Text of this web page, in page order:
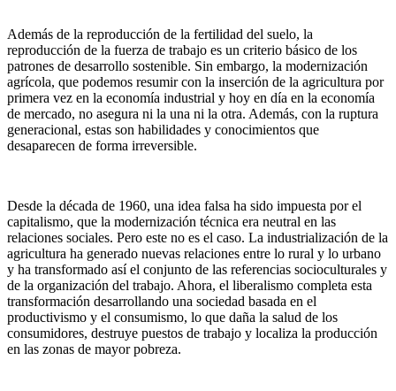
Además de la reproducción de la fertilidad del suelo, la
reproducción de la fuerza de trabajo es un criterio básico de los
patrones de desarrollo sostenible. Sin embargo, la modernización
agrícola, que podemos resumir con la inserción de la agricultura por
primera vez en la economía industrial y hoy en día en la economía
de mercado, no asegura ni la una ni la otra. Además, con la ruptura
generacional, estas son habilidades y conocimientos que
desaparecen de forma irreversible.
Desde la década de 1960, una idea falsa ha sido impuesta por el
capitalismo, que la modernización técnica era neutral en las
relaciones sociales. Pero este no es el caso. La industrialización de la
agricultura ha generado nuevas relaciones entre lo rural y lo urbano
y ha transformado así el conjunto de las referencias socioculturales y
de la organización del trabajo. Ahora, el liberalismo completa esta
transformación desarrollando una sociedad basada en el
productivismo y el consumismo, lo que daña la salud de los
consumidores, destruye puestos de trabajo y localiza la producción
en las zonas de mayor pobreza.